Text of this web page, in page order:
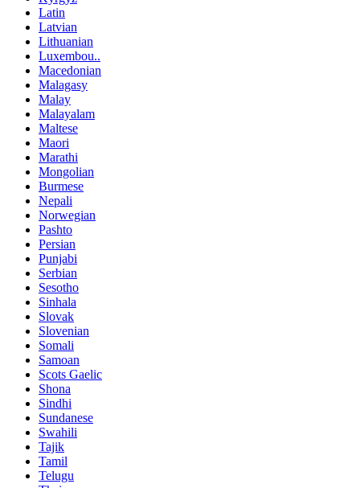
Latin
Latvian
Lithuanian
Luxembou..
Macedonian
Malagasy
Malay
Malayalam
Maltese
Maori
Marathi
Mongolian
Burmese
Nepali
Norwegian
Pashto
Persian
Punjabi
Serbian
Sesotho
Sinhala
Slovak
Slovenian
Somali
Samoan
Scots Gaelic
Shona
Sindhi
Sundanese
Swahili
Tajik
Tamil
Telugu